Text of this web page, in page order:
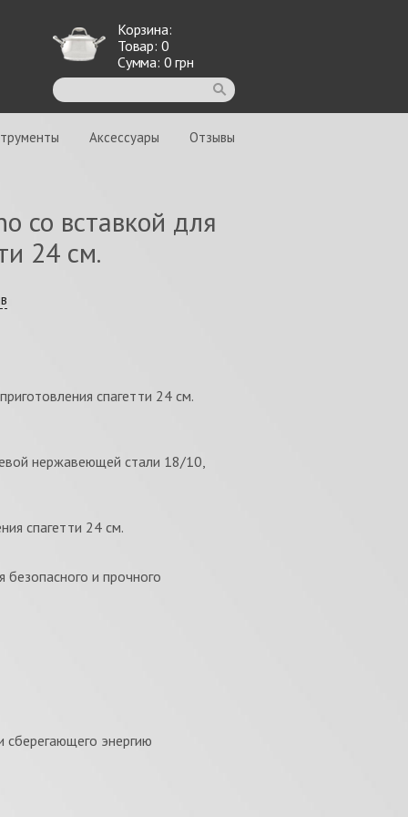
Корзина:
Товар: 0
Сумма: 0 грн
Аксессуары Отзывы
со вставкой для
24 см.
спагетти 24 см.
нержавеющей стали 18/10,
спагетти 24 см.
и прочного
сберегающего энергию